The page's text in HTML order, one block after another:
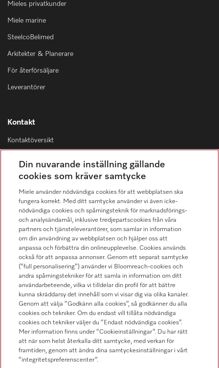
Mieles privatkunder
Miele marine
SteelcoBelimed
Arkitekter & Planerare
För återförsäljare
Leverantörer
Kontakt
Kontaktöversikt
08-562 29 800
Hitta återförsäljare
Följ Miele Professional
Integritetspolicy
Din nuvarande inställning gällande
cookies som kräver samtycke
Miele använder nödvändiga cookies för att webbplatsen ska
fungera korrekt. Med ditt samtycke använder vi även icke-
nödvändiga cookies och spårningsteknik för marknadsförings-
och analysändamål, inklusive tredjepartscookies från våra
partners och tjänsteleverantörer, som samlar in information
om din användning av webbplatsen och hjälper oss att
anpassa och förbättra din onlineupplevelse. Cookies används
också för att anpassa annonser. Genom ett separat samtycke
(“full personalisering”) använder vi Bloomreach-cookies och
andra spårningstekniker för att samla in information om ditt
användarbeteende, vilka vi tilldelar din profil för att bättre
kunna skräddarsy det innehåll som vi visar dig via olika kanaler.
Genom att välja “Godkänn alla cookies”, så godkänner du alla
cookies och tekniker. Om du endast vill tillåta nödvändiga
cookies och tekniker väljer du “Endast nödvändiga cookies”.
Mer information finns under “Cookieinställningar”. Du har rätt
att när som helst återkalla ditt samtycke, med verkan för
framtiden, genom att ändra dina samtyckesinställningar i vårt
“integritetspreferenscenter”.